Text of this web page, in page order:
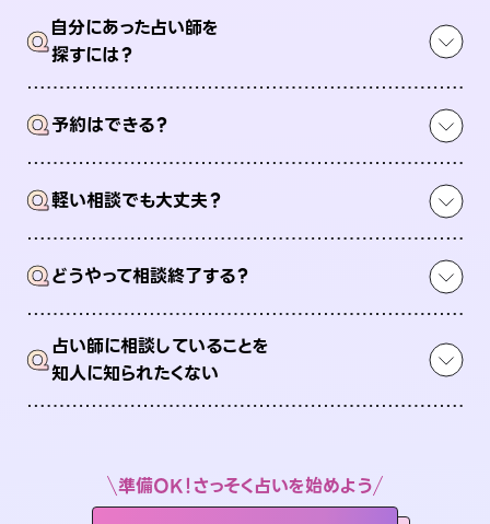
Q自分にあった占い師を
探すには？
Q予約はできる？
Q軽い相談でも大丈夫？
Qどうやって相談終了する？
Q占い師に相談していることを
知人に知られたくない
準備OK！さっそく占いを始めよう